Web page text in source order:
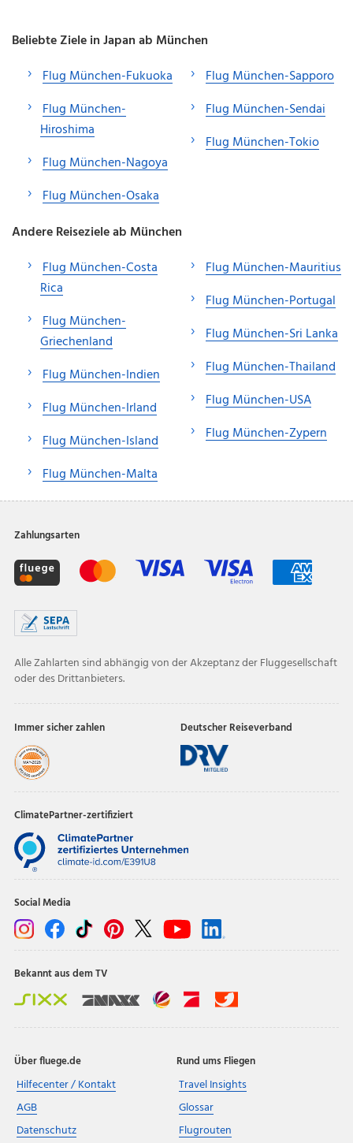
Beliebte Ziele in Japan ab München
Flug München-Fukuoka
Flug München-
Hiroshima
Flug München-Nagoya
Flug München-Osaka
Flug München-Sapporo
Flug München-Sendai
Flug München-Tokio
Andere Reiseziele ab München
Flug München-Costa
Rica
Flug München-
Griechenland
Flug München-Indien
Flug München-Irland
Flug München-Island
Flug München-Malta
Flug München-Mauritius
Flug München-Portugal
Flug München-Sri Lanka
Flug München-Thailand
Flug München-USA
Flug München-Zypern